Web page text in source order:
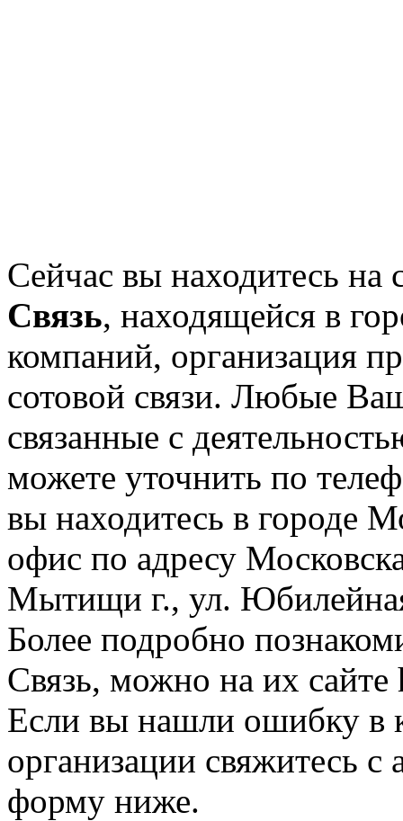
Сейчас вы находитесь на
Связь, находящейся в
компаний, организация
сотовой связи. Любые
связанные с
можете уточнить по
вы находитесь в городе
офис по адресу
Мытищи г., ул.
Более подробно
Связь, можно на их
Если вы нашли ошибку в
организации свяжитесь
форму ниже.